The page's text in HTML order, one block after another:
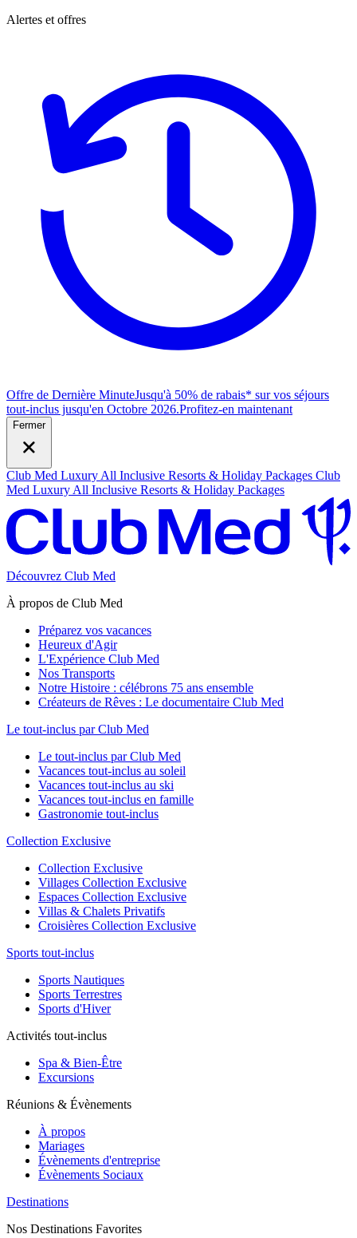
Alertes et offres
Offre de Dernière MinuteJusqu'à 50% de rabais* sur vos séjours
tout-inclus jusqu'en Octobre 2026.Profitez-en maintenant
Fermer
Club Med Luxury All Inclusive Resorts & Holiday Packages Club
Med Luxury All Inclusive Resorts & Holiday Packages
Découvrez Club Med
À propos de Club Med
Préparez vos vacances
Heureux d'Agir
L'Expérience Club Med
Nos Transports
Notre Histoire : célébrons 75 ans ensemble
Créateurs de Rêves : Le documentaire Club Med
Le tout-inclus par Club Med
Le tout-inclus par Club Med
Vacances tout-inclus au soleil
Vacances tout-inclus au ski
Vacances tout-inclus en famille
Gastronomie tout-inclus
Collection Exclusive
Collection Exclusive
Villages Collection Exclusive
Espaces Collection Exclusive
Villas & Chalets Privatifs
Croisières Collection Exclusive
Sports tout-inclus
Sports Nautiques
Sports Terrestres
Sports d'Hiver
Activités tout-inclus
Spa & Bien-Être
Excursions
Réunions & Évènements
À propos
Mariages
Évènements d'entreprise
Évènements Sociaux
Destinations
Nos Destinations Favorites